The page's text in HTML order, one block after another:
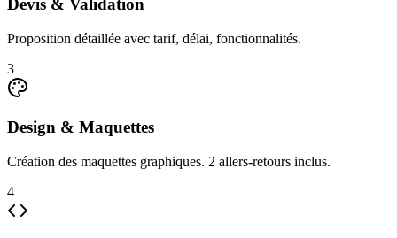
Devis & Validation
Proposition détaillée avec tarif, délai, fonctionnalités.
3
Design & Maquettes
Création des maquettes graphiques. 2 allers-retours inclus.
4